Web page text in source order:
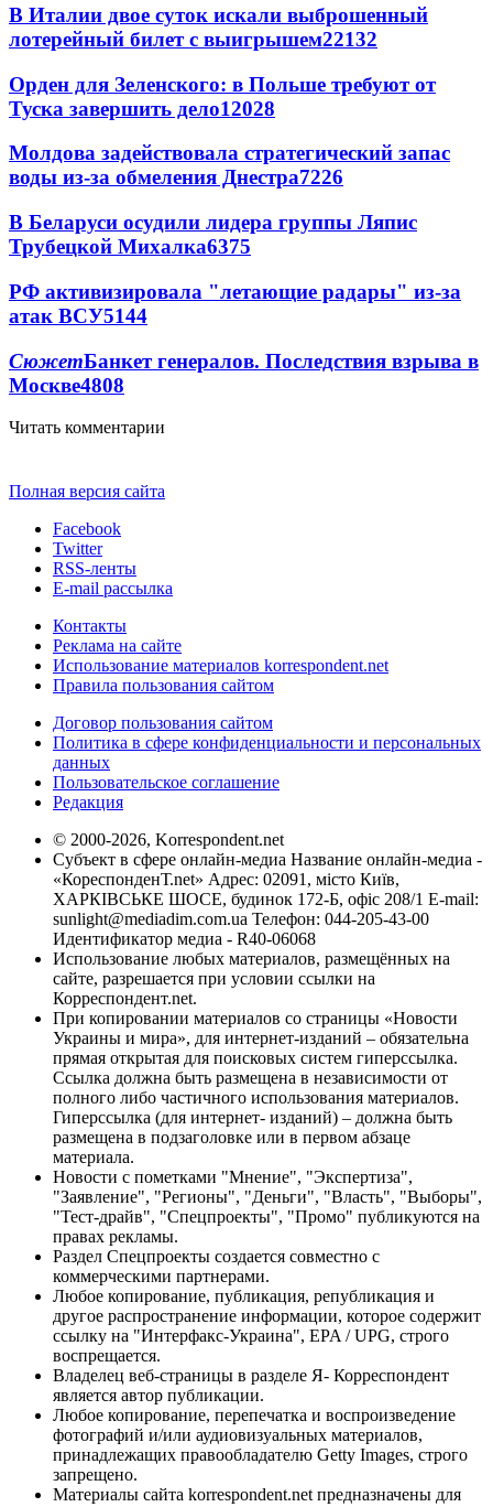
В Италии двое суток искали выброшенный
лотерейный билет с выигрышем22132
Орден для Зеленского: в Польше требуют от
Туска завершить дело12028
Молдова задействовала стратегический запас
воды из-за обмеления Днестра7226
В Беларуси осудили лидера группы Ляпис
Трубецкой Михалка6375
РФ активизировала "летающие радары" из-за
атак ВСУ5144
СюжетБанкет генералов. Последствия взрыва в
Москве4808
Читать комментарии
Полная версия сайта
Facebook
Twitter
RSS-ленты
E-mail рассылка
Контакты
Реклама на сайте
Использование материалов korrespondent.net
Правила пользования сайтом
Договор пользования сайтом
Политика в сфере конфиденциальности и персональных
данных
Пользовательское соглашение
Редакция
© 2000-2026, Korrespondent.net
Субъект в сфере онлайн-медиа Название онлайн-медиа -
«КореспонденТ.net» Адрес: 02091, місто Київ,
ХАРКІВСЬКЕ ШОСЕ, будинок 172-Б, офіс 208/1 E-mail:
sunlight@mediadim.com.ua Телефон: 044-205-43-00
Идентификатор медиа - R40-06068
Использование любых материалов, размещённых на
сайте, разрешается при условии ссылки на
Корреспондент.net.
При копировании материалов со страницы «Новости
Украины и мира», для интернет-изданий – обязательна
прямая открытая для поисковых систем гиперссылка.
Ссылка должна быть размещена в независимости от
полного либо частичного использования материалов.
Гиперссылка (для интернет- изданий) – должна быть
размещена в подзаголовке или в первом абзаце
материала.
Новости с пометками "Мнение", "Экспертиза",
"Заявление", "Регионы", "Деньги", "Власть", "Выборы",
"Тест-драйв", "Спецпроекты", "Промо" публикуются на
правах рекламы.
Раздел Спецпроекты создается совместно с
коммерческими партнерами.
Любое копирование, публикация, републикация и
другое распространение информации, которое содержит
ссылку на "Интерфакс-Украина", EPA / UPG, строго
воспрещается.
Владелец веб-страницы в разделе Я- Корреспондент
является автор публикации.
Любое копирование, перепечатка и воспроизведение
фотографий и/или аудиовизуальных материалов,
принадлежащих правообладателю Getty Images, строго
запрещено.
Материалы сайта korrespondent.net предназначены для